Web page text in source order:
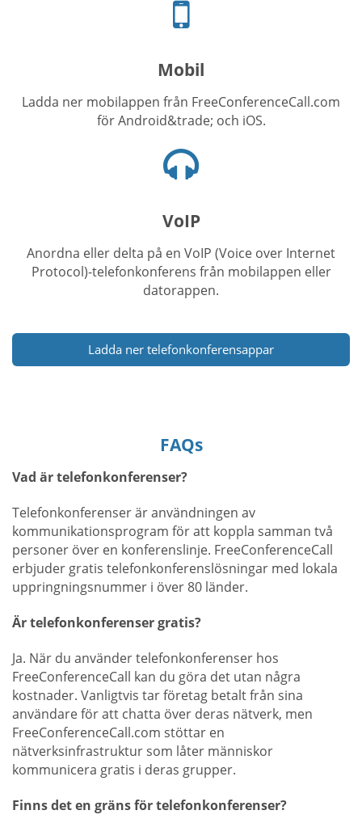
ikon
Mobil
Ladda ner mobilappen från FreeConferenceCall.com
för Android&trade; och iOS.
ikon
VoIP
Anordna eller delta på en VoIP (Voice over Internet
Protocol)-telefonkonferens från mobilappen eller
datorappen.
Ladda ner telefonkonferensappar
FAQs
Vad är telefonkonferenser?
Telefonkonferenser är användningen av
kommunikationsprogram för att koppla samman två
personer över en konferenslinje. FreeConferenceCall
erbjuder gratis telefonkonferenslösningar med lokala
uppringningsnummer i över 80 länder.
Är telefonkonferenser gratis?
Ja. När du använder telefonkonferenser hos
FreeConferenceCall kan du göra det utan några
kostnader. Vanligtvis tar företag betalt från sina
användare för att chatta över deras nätverk, men
FreeConferenceCall.com stöttar en
nätverksinfrastruktur som låter människor
kommunicera gratis i deras grupper.
Finns det en gräns för telefonkonferenser?